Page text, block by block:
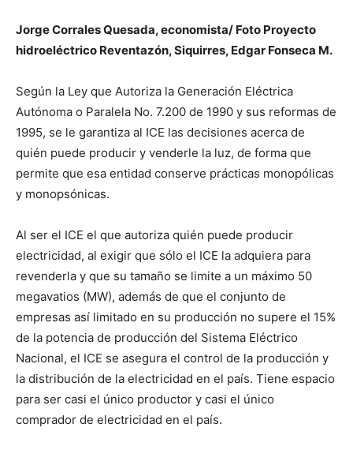
Jorge Corrales Quesada, economista/ Foto Proyecto
hidroeléctrico Reventazón, Siquirres, Edgar Fonseca M.
Según la Ley que Autoriza la Generación Eléctrica
Autónoma o Paralela No. 7.200 de 1990 y sus reformas de
1995, se le garantiza al ICE las decisiones acerca de
quién puede producir y venderle la luz, de forma que
permite que esa entidad conserve prácticas monopólicas
y monopsónicas.
Al ser el ICE el que autoriza quién puede producir
electricidad, al exigir que sólo el ICE la adquiera para
revenderla y que su tamaño se limite a un máximo 50
megavatios (MW), además de que el conjunto de
empresas así limitado en su producción no supere el 15%
de la potencia de producción del Sistema Eléctrico
Nacional, el ICE se asegura el control de la producción y
la distribución de la electricidad en el país. Tiene espacio
para ser casi el único productor y casi el único
comprador de electricidad en el país.